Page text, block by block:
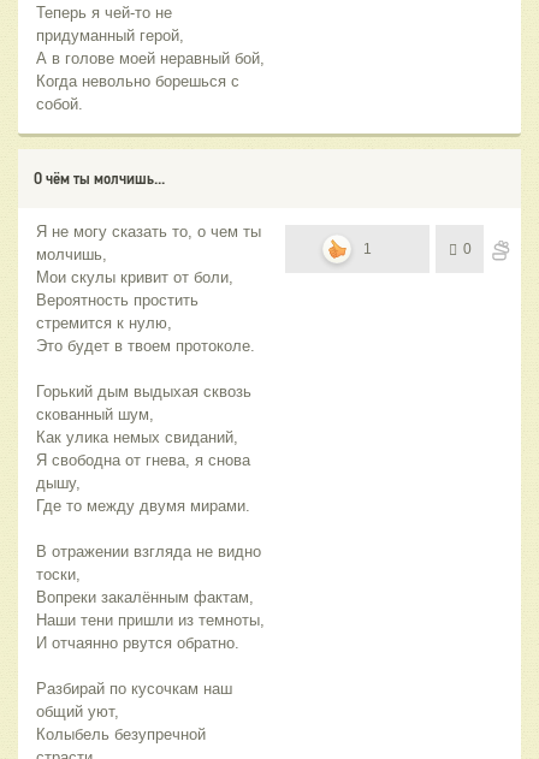
Теперь я чей-то не
придуманный герой,
А в голове моей неравный бой,
Когда невольно борешься с
собой.
О чём ты молчишь...
Я не могу сказать то, о чем ты
молчишь,
Мои скулы кривит от боли,
Вероятность простить
стремится к нулю,
Это будет в твоем протоколе.
Горький дым выдыхая сквозь
скованный шум,
Как улика немых свиданий,
Я свободна от гнева, я снова
дышу,
Где то между двумя мирами.
В отражении взгляда не видно
тоски,
Вопреки закалённым фактам,
Наши тени пришли из темноты,
И отчаянно рвутся обратно.
Разбирай по кусочкам наш
общий уют,
Колыбель безупречной
1 0